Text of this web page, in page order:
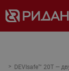
DEVIsafe™ 20T —